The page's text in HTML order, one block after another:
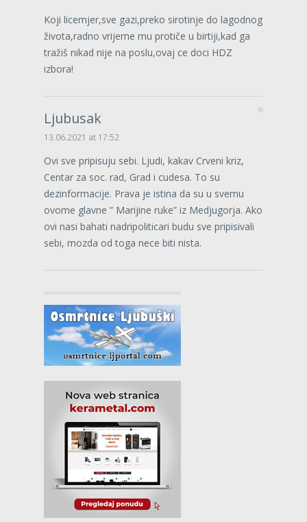
Koji licemjer,sve gazi,preko sirotinje do lagodnog
života,radno vrijeme mu protiče u birtiji,kad ga
tražiš nikad nije na poslu,ovaj ce doci HDZ
izbora!
Ljubusak
13.06.2021 at 17:52
Ovi sve pripisuju sebi. Ljudi, kakav Crveni kriz,
Centar za soc. rad, Grad i cudesa. To su
dezinformacije. Prava je istina da su u svemu
ovome glavne ” Marijine ruke” iz Medjugorja. Ako
ovi nasi bahati nadripoliticari budu sve pripisivali
sebi, mozda od toga nece biti nista.